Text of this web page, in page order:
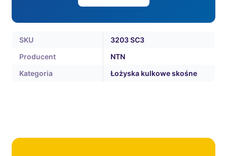
SKU
3203 SC3
Producent
NTN
Kategoria
Łożyska kulkowe skośne